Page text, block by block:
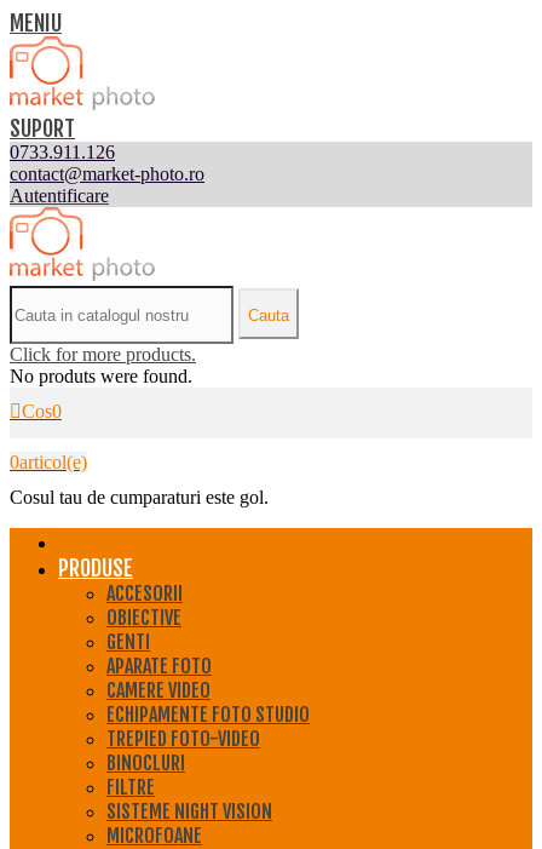
MENIU
SUPORT
0733.911.126
contact@market-photo.ro
Autentificare
Cauta
Click for more products.
No produts were found.
Cos0
0articol(e)
Cosul tau de cumparaturi este gol.
PRODUSE
ACCESORII
OBIECTIVE
GENTI
APARATE FOTO
CAMERE VIDEO
ECHIPAMENTE FOTO STUDIO
TREPIED FOTO-VIDEO
BINOCLURI
FILTRE
SISTEME NIGHT VISION
MICROFOANE